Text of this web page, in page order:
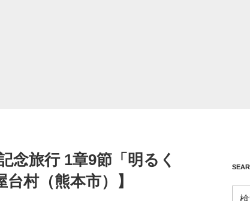
念旅行 1章9節「明るく
村（熊本市）】